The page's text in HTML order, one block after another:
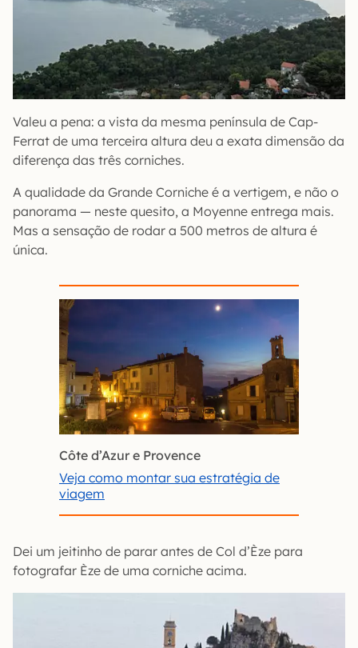
Valeu a pena: a vista da mesma península de Cap-
Ferrat de uma terceira altura deu a exata dimensão da
diferença das três corniches.
A qualidade da Grande Corniche é a vertigem, e não o
panorama — neste quesito, a Moyenne entrega mais.
Mas a sensação de rodar a 500 metros de altura é
única.
Côte d’Azur e Provence
Veja como montar sua estratégia de
viagem
Dei um jeitinho de parar antes de Col d’Èze para
fotografar Èze de uma corniche acima.